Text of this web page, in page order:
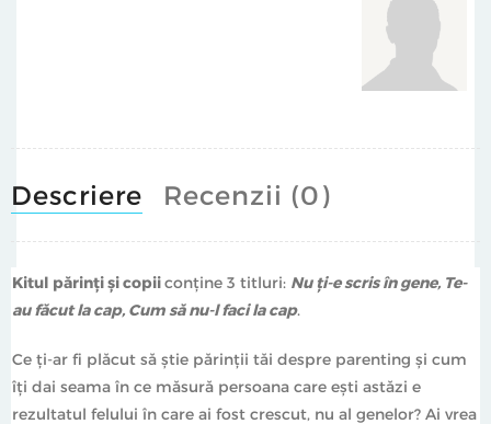
primii șase ani de viață are un efect esențial asupra a
cercetări cu studii de caz revelatoare, interviuri și
biografii, precum cele ale lui Michael Jackson, Mia
Farrow sau a prințului Charles. În plus față de
care acestea pot fi o sursă de eliberare în viața noastră.
James îi ajută pe cititori să înțeleagă mai bine modul în
care copilăria afectează maturitatea și cum să-și
Descriere Recenzii (0)
Kitul părinți și copiiconține 3 titluri: Nu ți-e scris în gene, Te-
au făcut la cap, Cum să nu-l faci la cap.
Ce ți-ar fi plăcut să știe părinții tăi despre parenting și cum
îți dai seama în ce măsură persoana care ești astăzi e
rezultatul felului în care ai fost crescut, nu al genelor? Ai vrea